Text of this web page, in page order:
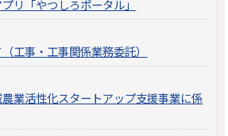
リ「やつしろポータル」
工事・工事関係業務委託）
業活性化スタートアップ支援事業に係